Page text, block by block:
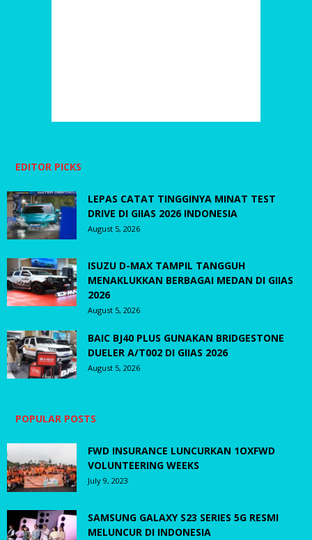
EDITOR PICKS
LEPAS CATAT TINGGINYA MINAT TEST
DRIVE DI GIIAS 2026 INDONESIA
August 5, 2026
ISUZU D-MAX TAMPIL TANGGUH
MENAKLUKKAN BERBAGAI MEDAN DI GIIAS
2026
August 5, 2026
BAIC BJ40 PLUS GUNAKAN BRIDGESTONE
DUELER A/T002 DI GIIAS 2026
August 5, 2026
POPULAR POSTS
FWD INSURANCE LUNCURKAN 1OXFWD
VOLUNTEERING WEEKS
July 9, 2023
SAMSUNG GALAXY S23 SERIES 5G RESMI
MELUNCUR DI INDONESIA